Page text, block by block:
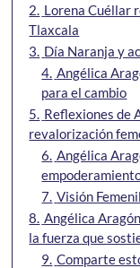
2. Lorena Cuéllar
Tlaxcala
3. Día Naranja y
4. Angélica
para el cambio
5. Reflexiones de
revalorización
6. Angélica
7. Visión
8. Angélica
la fuerza que
9. Comparte